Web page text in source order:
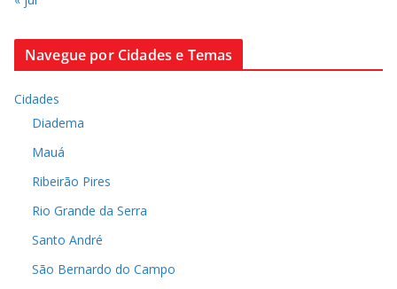
Navegue por Cidades e Temas
Cidades
Diadema
Mauá
Ribeirão Pires
Rio Grande da Serra
Santo André
São Bernardo do Campo